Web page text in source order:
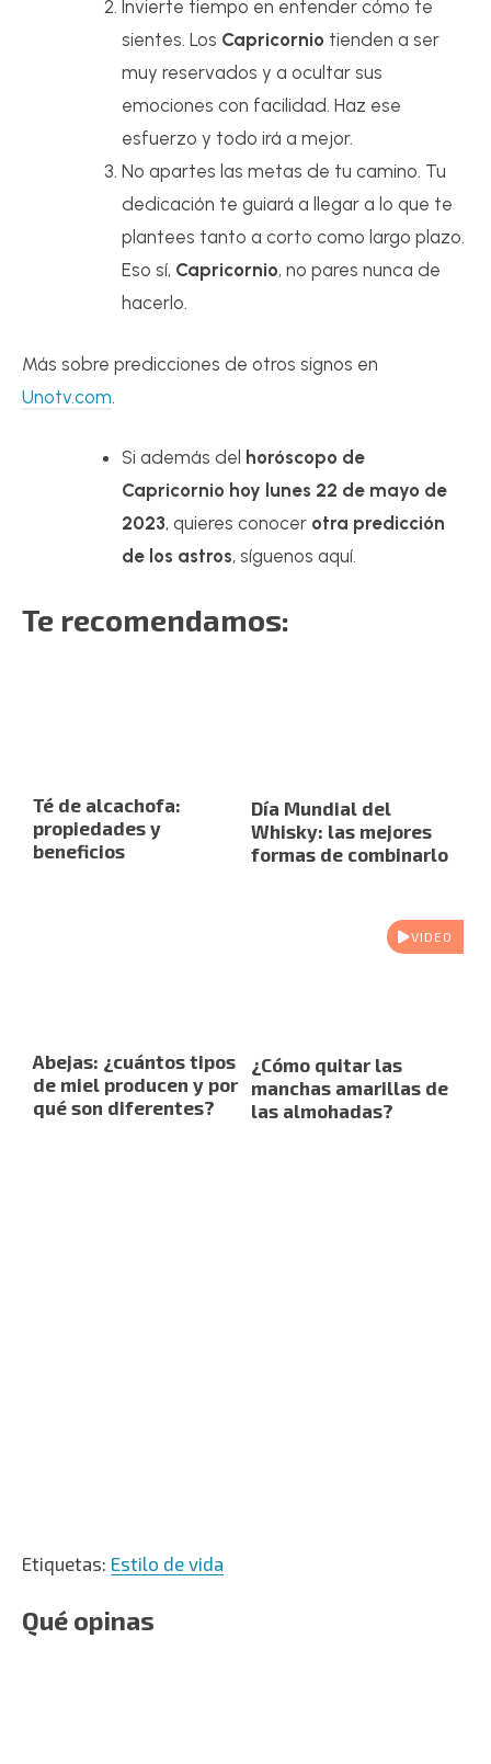
Invierte tiempo en entender cómo te
sientes. Los Capricornio tienden a ser
muy reservados y a ocultar sus
emociones con facilidad. Haz ese
esfuerzo y todo irá a mejor.
No apartes las metas de tu camino. Tu
dedicación te guiará a llegar a lo que te
plantees tanto a corto como largo plazo.
Eso sí, Capricornio, no pares nunca de
hacerlo.
Más sobre predicciones de otros signos en
Unotv.com
Si además del horóscopo de
Capricornio hoy lunes 22 de mayo de
2023, quieres conocer otra predicción
de los astros, síguenos aquí.
Te recomendamos:
Té de alcachofa:
propiedades y
beneficios
Día Mundial del
Whisky: las mejores
formas de combinarlo
Abejas: ¿cuántos tipos
de miel producen y por
qué son diferentes?
VIDEO
¿Cómo quitar las
manchas amarillas de
las almohadas?
Etiquetas: Estilo de vida
Qué opinas